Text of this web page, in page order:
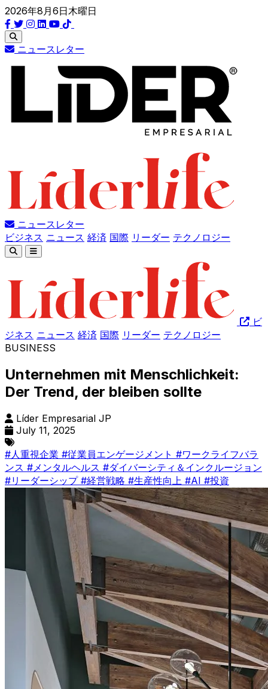
2026年8月6日木曜日
ニュースレター
ニュースレター
ビジネス ニュース 経済 国際 リーダー テクノロジー
ビ
ジネス ニュース 経済 国際 リーダー テクノロジー
BUSINESS
Unternehmen mit Menschlichkeit:
Der Trend, der bleiben sollte
Líder Empresarial JP
July 11, 2025
#人重視企業 #従業員エンゲージメント #ワークライフバラ
ンス #メンタルヘルス #ダイバーシティ＆インクルージョン
#リーダーシップ #経営戦略 #生産性向上 #AI #投資